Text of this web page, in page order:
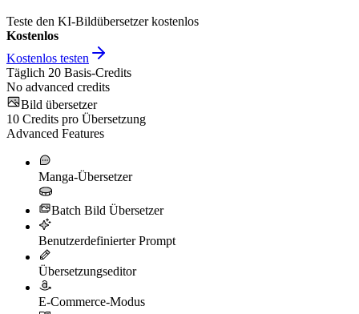
Teste den KI-Bildübersetzer kostenlos
Kostenlos
Kostenlos testen
Täglich 20 Basis-Credits
No advanced credits
Bild übersetzer
10 Credits pro Übersetzung
Advanced Features
Manga-Übersetzer
Batch Bild Übersetzer
Benutzerdefinierter Prompt
Übersetzungseditor
E-Commerce-Modus